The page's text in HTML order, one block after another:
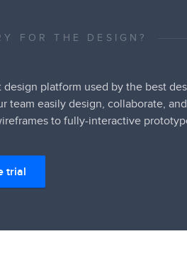
FOR THE DESIGN?
design platform used by the best
team easily design, collaborate,
to fully-interactive
trial